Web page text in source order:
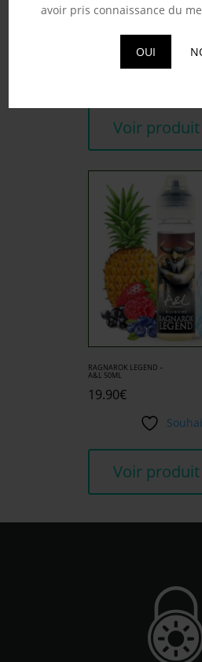
avoir pris connaissance du
OUI
Voir produit
RAGNAROK LEGEND –
A&L 50ML
19.90€
Voir produit